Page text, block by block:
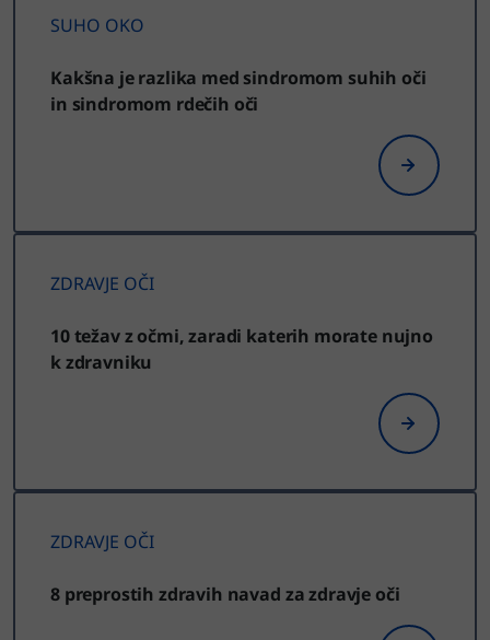
SUHO OKO
Kakšna je razlika med sindromom suhih oči
in sindromom rdečih oči
ZDRAVJE OČI
10 težav z očmi, zaradi katerih morate nujno
k zdravniku
ZDRAVJE OČI
8 preprostih zdravih navad za zdravje oči